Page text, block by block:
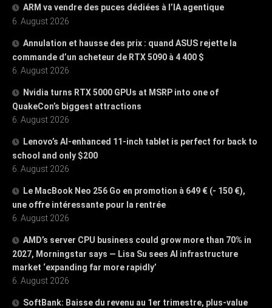
ARM va vendre des puces dédiées à l’IA agentique
6. August 2026
Annulation et hausse des prix : quand ASUS rejette la
commande d’un acheteur de RTX 5090 à 4 400 $
6. August 2026
Nvidia turns RTX 5000 GPUs at MSRP into one of
QuakeCon’s biggest attractions
6. August 2026
Lenovo’s AI-enhanced 11-inch tablet is perfect for back to
school and only $200
6. August 2026
Le MacBook Neo 256 Go en promotion à 649 € (- 150 €),
une offre intéressante pour la rentrée
6. August 2026
AMD’s server CPU business could grow more than 70% in
2027, Morningstar says — Lisa Su sees AI infrastructure
market ‘expanding far more rapidly’
6. August 2026
SoftBank: Baisse du revenu au 1er trimestre, plus-value